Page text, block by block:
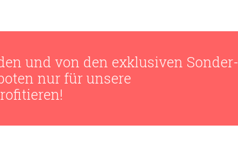
und von den exklusiven Sonder-
nur für unsere